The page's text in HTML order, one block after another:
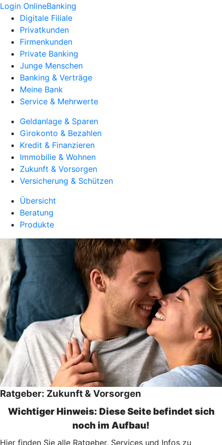
Login OnlineBanking
Digitale Filiale
Privatkunden
Firmenkunden
Private Banking
Junge Menschen
Banking & Verträge
Meine Bank
Service & Mehrwerte
Geldanlage & Sparen
Girokonto & Bezahlen
Kredit & Finanzieren
Immobilie & Wohnen
Zukunft & Vorsorgen
Versicherung & Schützen
Übersicht
Beratung
Produkte
Ratgeber: Zukunft & Vorsorgen
Wichtiger Hinweis: Diese Seite befindet sich
noch im Aufbau!
Hier finden Sie alle Ratgeber, Services und Infos zu